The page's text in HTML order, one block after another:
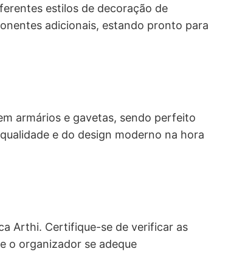
estilos de decoração de
adicionais, estando pronto para
armários e gavetas, sendo perfeito
e do design moderno na hora
Arthi. Certifique-se de verificar as
o organizador se adeque